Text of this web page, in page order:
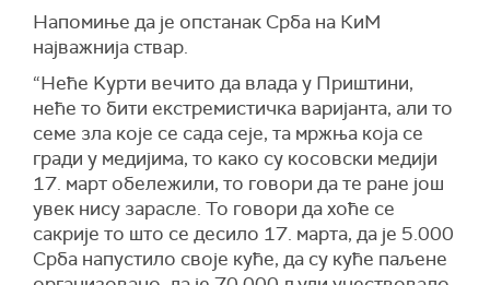
Напомиње да је опстанак Срба на КиМ
најважнија ствар.
“Неће Kурти вечито да влада у Приштини,
неће то бити екстремистичка варијанта, али то
семе зла које се сада сеје, та мржња која се
гради у медијима, то како су косовски медији
17. март обележили, то говори да те ране још
увек нису зарасле. То говори да хоће се
сакрије то што се десило 17. марта, да је 5.000
Срба напустило своје куће, да су куће паљене